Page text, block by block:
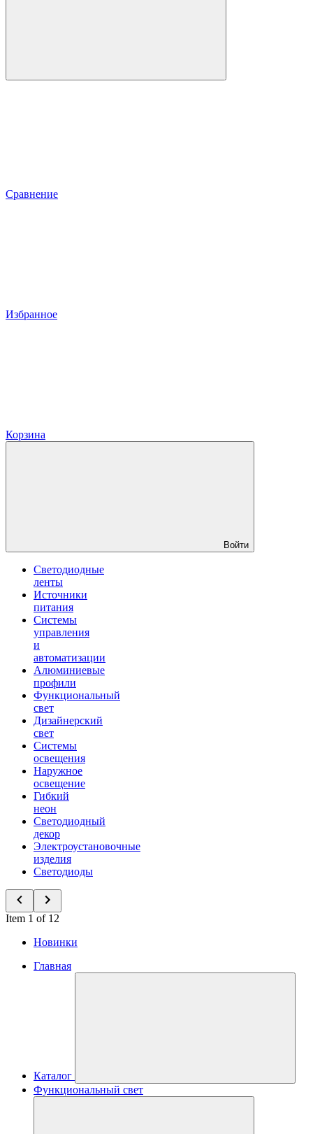
Сравнение
Избранное
Корзина
Войти
Светодиодные
ленты
Источники
питания
Системы
управления
и
автоматизации
Алюминиевые
профили
Функциональный
свет
Дизайнерский
свет
Системы
освещения
Наружное
освещение
Гибкий
неон
Светодиодный
декор
Электроустановочные
изделия
Светодиоды
Item 1 of 12
Новинки
Главная
Каталог
Функциональный свет